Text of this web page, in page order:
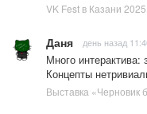
VK Fest в Казани 2025
Даня день назад
Много интерактива:
Концепты
Выставка «Черновик